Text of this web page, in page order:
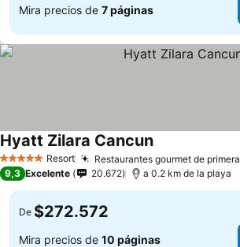
Mira precios de 7 páginas
5 Estrellas Resort Restaurantes gourmet de primera
Hyatt Zilara CancunVer precios
9,3 Excelente 20.672 a 0.2 km de la playa
De $272.572
Mira precios de 10 páginas